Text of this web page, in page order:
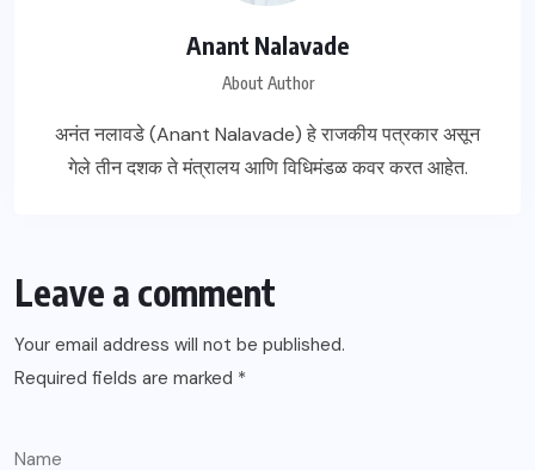
Anant Nalavade
About Author
अनंत नलावडे (Anant Nalavade) हे राजकीय पत्रकार असून
गेले तीन दशक ते मंत्रालय आणि विधिमंडळ कवर करत आहेत.
Leave a comment
Your email address will not be published.
Required fields are marked *